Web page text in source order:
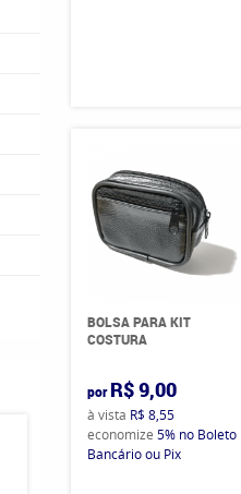
BOLSA PARA KIT
COSTURA
por R$ 9,00
à vista R$ 8,55
economize 5% no Boleto
Bancário ou Pix